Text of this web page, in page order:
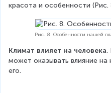
красота и особенности (Рис.
Рис. 8. Особенности нашей
Климат влияет на человека.
может оказывать влияние
его.